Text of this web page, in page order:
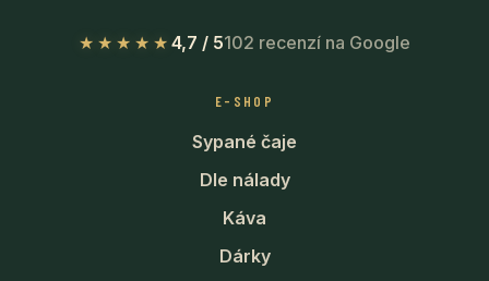
★★★★★ 4,7 / 5102 recenzí na Google
E-SHOP
Sypané čaje
Dle nálady
Káva
Dárky